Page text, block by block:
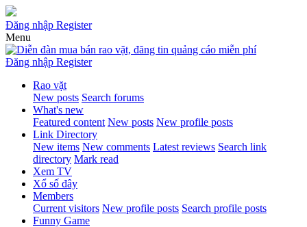
Đăng nhập Register
Menu
Đăng nhập Register
Rao vặt
New posts Search forums
What's new
Featured content New posts New profile posts
Link Directory
New items New comments Latest reviews Search link
directory Mark read
Xem TV
Xổ số đây
Members
Current visitors New profile posts Search profile posts
Funny Game